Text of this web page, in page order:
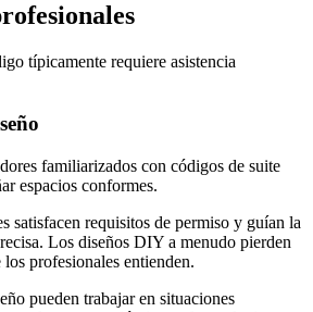
típicamente requiere asistencia
familiarizados con códigos de suite
espacios conformes.
satisfacen requisitos de permiso y guían la
Los diseños DIY a menudo pierden
profesionales entienden.
pueden trabajar en situaciones